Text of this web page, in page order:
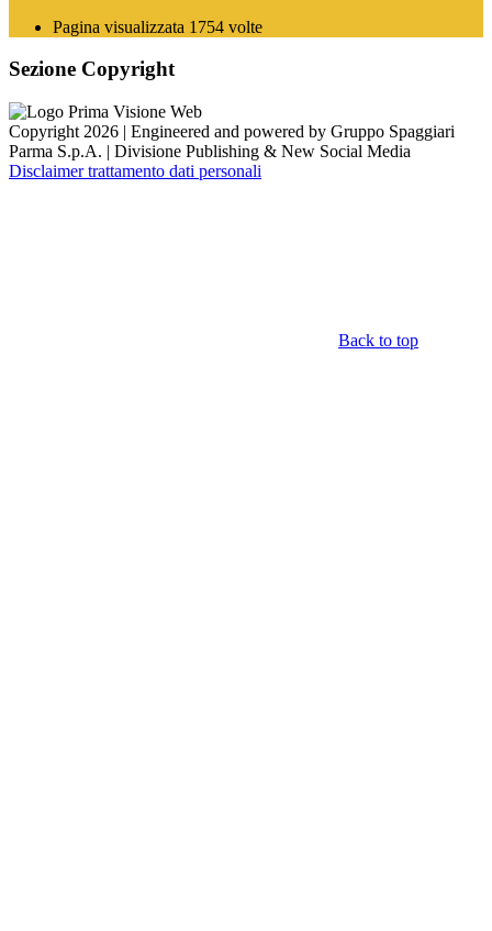
Pagina visualizzata 1754 volte
Sezione Copyright
Copyright 2026 | Engineered and powered by Gruppo Spaggiari
Parma S.p.A. | Divisione Publishing & New Social Media
Disclaimer trattamento dati personali
Back to top